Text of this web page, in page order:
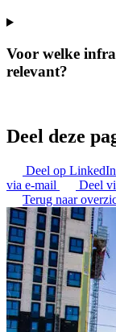
Voor welke
relevant?
Deel deze
Deel op LinkedIn
via e-mail
Deel
Terug naar